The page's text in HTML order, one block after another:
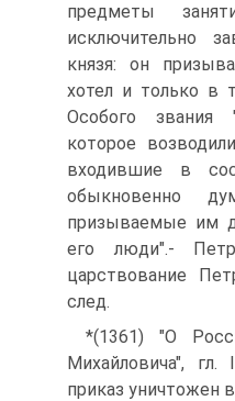
предметы
исключительно
князя: он
хотел и только в
Особого звания
которое
входившие в
обыкновенно
призываемые им
его люди".-
царствование
след.
*(1361) "О
Михайловича",
приказ уничтожен